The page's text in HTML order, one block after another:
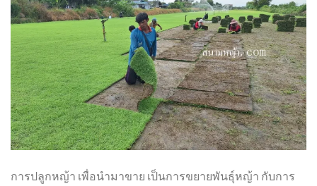
การปลูกหญ้า เพื่อนำมาขาย เป็นการขยายพันธุ์หญ้า กับการ